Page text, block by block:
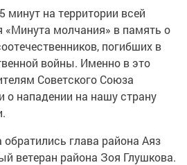
минут на территории всей
«Минута молчания» в память о
погибших в
войны. Именно в это
Советского Союза
нападении на нашу страну
глава района Аяз
ветеран района Зоя Глушкова.